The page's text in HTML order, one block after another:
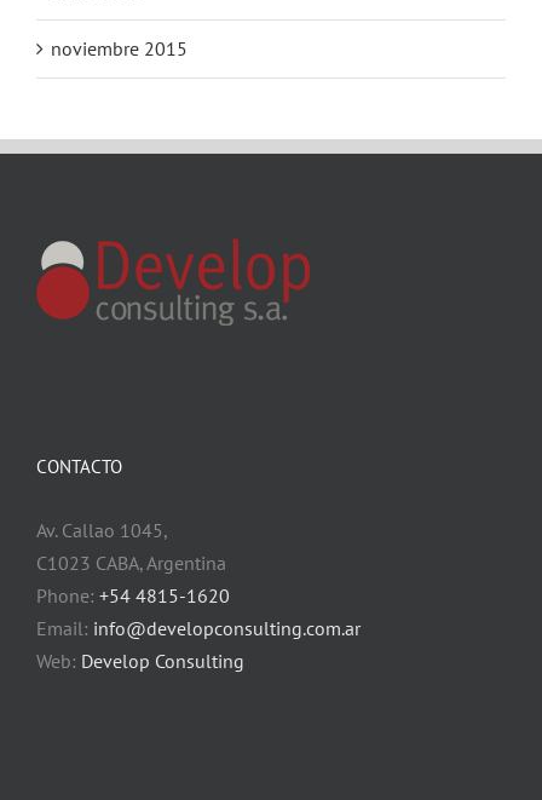
noviembre 2015
CONTACTO
Av. Callao 1045,
C1023 CABA, Argentina
Phone: +54 4815-1620
Email: info@developconsulting.com.ar
Web: Develop Consulting